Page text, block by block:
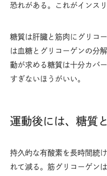
恐れがある。これがインス
糖質は肝臓と筋肉にグリコ
は血糖とグリコーゲンの分
動が求める糖質は十分カバ
すぎないほうがいい。
運動後には、糖質
持久的な有酸素を長時間続
れて減る。筋グリコーゲン